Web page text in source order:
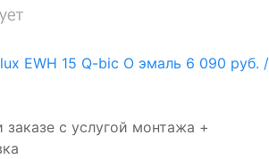
EWH 15 Q-bic O эмаль 6 090 руб. /
заказе с услугой монтажа +